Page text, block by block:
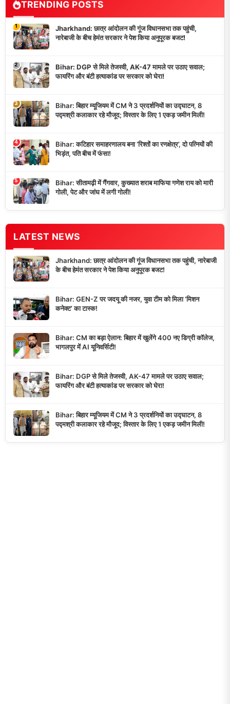
TRENDING POSTS
1
Jharkhand: छात्र आंदोलन की गूंज विधानसभा तक पहुंची,
नारेबाजी के बीच हेमंत सरकार ने पेश किया अनुपूरक बजट!
2
Bihar: DGP से मिले तेजस्वी, AK-47 मामले पर उठाए सवाल;
फायरिंग और बंटी हत्याकांड पर सरकार को घेरा!
3
Bihar: बिहार म्यूजियम में CM ने 3 प्रदर्शनियों का उद्घाटन, 8
पद्मश्री कलाकार रहे मौजूद; विस्तार के लिए 1 एकड़ जमीन मिली!
4
Bihar: कटिहार समाहरणालय बना ‘रिश्तों का रणक्षेत्र’, दो पत्नियों की
भिड़ंत, पति बीच में फंसा!
5
Bihar: सीतामढ़ी में गैंगवार, कुख्यात शराब माफिया गणेश राय को मारी
गोली, पेट और जांघ में लगी गोली!
LATEST NEWS
Jharkhand: छात्र आंदोलन की गूंज विधानसभा तक पहुंची, नारेबाजी
के बीच हेमंत सरकार ने पेश किया अनुपूरक बजट!
Bihar: GEN-Z पर जदयू की नजर, युवा टीम को मिला ‘मिशन
कनेक्ट’ का टास्क!
Bihar: CM का बड़ा ऐलान: बिहार में खुलेंगे 400 नए डिग्री कॉलेज,
भागलपुर में AI यूनिवर्सिटी!
Bihar: DGP से मिले तेजस्वी, AK-47 मामले पर उठाए सवाल;
फायरिंग और बंटी हत्याकांड पर सरकार को घेरा!
Bihar: बिहार म्यूजियम में CM ने 3 प्रदर्शनियों का उद्घाटन, 8
पद्मश्री कलाकार रहे मौजूद; विस्तार के लिए 1 एकड़ जमीन मिली!